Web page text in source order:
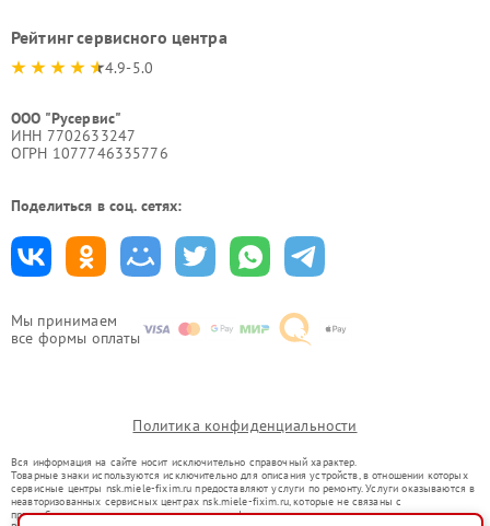
Мы принимаем
все формы оплаты
Рейтинг сервисного центра
4.9-5.0
ООО "Русервис"
ИНН 7702633247
ОГРН 1077746335776
Поделиться в соц. сетях:
Политика конфиденциальности
Вся информация на сайте носит исключительно справочный характер.
Товарные знаки используются исключительно для описания устройств, в отношении которых
сервисные центры nsk.miele-fixim.ru предоставляют услуги по ремонту. Услуги оказываются в
неавторизованных сервисных центрах nsk.miele-fixim.ru, которые не связаны с
правообладателями товарных знаков или их официальными представителями.